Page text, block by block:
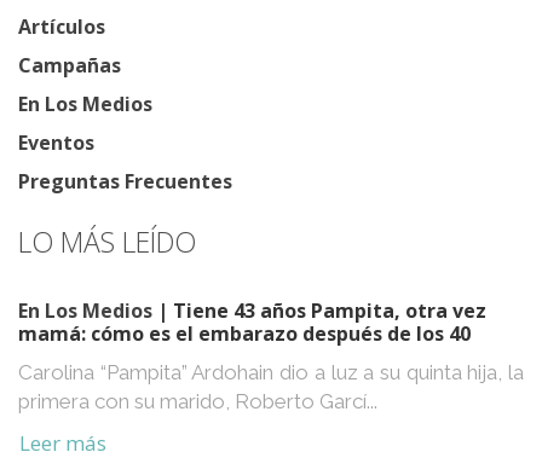
Artículos
Campañas
En Los Medios
Eventos
Preguntas Frecuentes
LO MÁS LEÍDO
En Los Medios | Tiene 43 años Pampita, otra vez
mamá: cómo es el embarazo después de los 40
Carolina “Pampita” Ardohain dio a luz a su quinta hija, la
primera con su marido, Roberto Garcí...
Leer más